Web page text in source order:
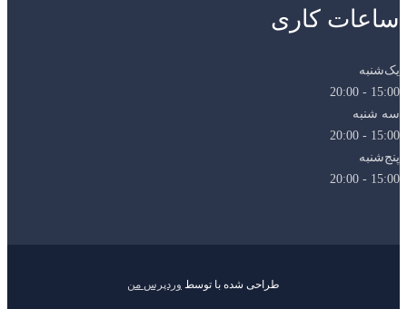
ساعات کاری
یک‌شنبه
15:00 - 20:00
سه شنبه
15:00 - 20:00
پنج‌شنبه
15:00 - 20:00
طراحی شده با توسط وردپرس من